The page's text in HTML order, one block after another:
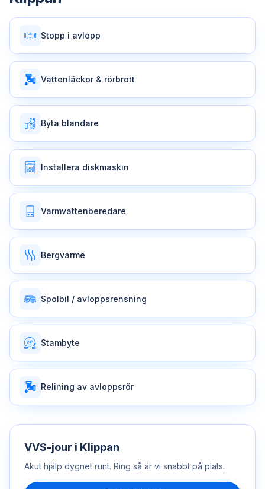
Stopp i avlopp
Vattenläckor & rörbrott
Byta blandare
Installera diskmaskin
Varmvattenberedare
Bergvärme
Spolbil / avloppsrensning
Stambyte
Relining av avloppsrör
VVS-jour i Klippan
Akut hjälp dygnet runt. Ring så är vi snabbt på plats.